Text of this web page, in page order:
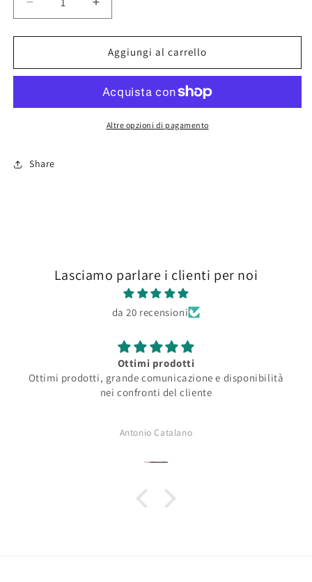
Diminuisci
quantità
per
11126
Aumenta
quantità
per
AK
11126
Brown
Aggiungi al carrello
Altre opzioni di pagamento
Share
Lasciamo parlare i clienti per noi
da 20 recensioni
Ottimi prodotti
Ottimi prodotti, grande comunicazione e disponibilità
nei confronti del cliente
Antonio Catalano